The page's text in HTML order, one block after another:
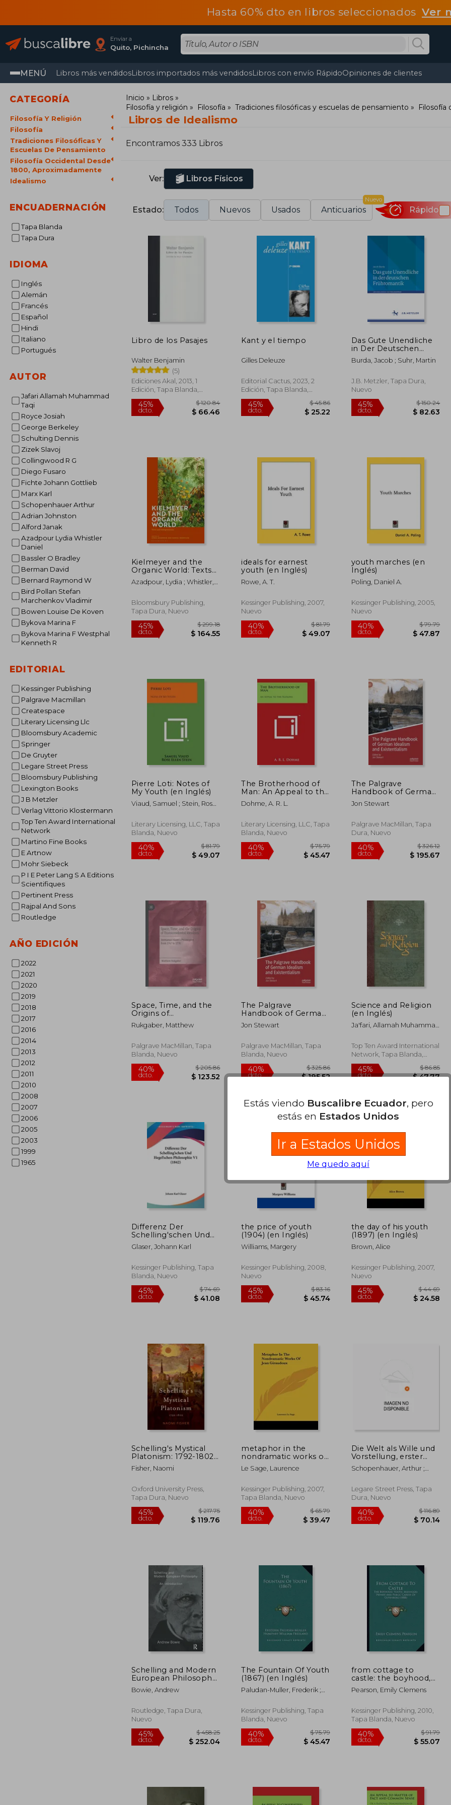
Hasta 60% dto en libros seleccionadosVer
Enviar a
Quito, Pichincha
MENÚ Libros más vendidosLibros importados más vendidosLibros con envío RápidoOpiniones de clientes
CATEGORÍA
Filosofía Y Religión
Filosofía
Tradiciones Filosóficas Y
Escuelas De Pensamiento
Filosofía Occidental Desde
1800, Aproximadamente
Idealismo
ENCUADERNACIÓN
Tapa Blanda
Tapa Dura
IDIOMA
Inglés
Alemán
Francés
Español
Hindi
Italiano
Portugués
AUTOR
Jafari Allamah Muhammad
Taqi
Royce Josiah
George Berkeley
Schulting Dennis
Zizek Slavoj
Collingwood R G
Diego Fusaro
Fichte Johann Gottlieb
Marx Karl
Schopenhauer Arthur
Adrian Johnston
Alford Janak
Azadpour Lydia Whistler
Daniel
Bassler O Bradley
Berman David
Bernard Raymond W
Bird Pollan Stefan
Marchenkov Vladimir
Bowen Louise De Koven
Bykova Marina F
Bykova Marina F Westphal
Kenneth R
EDITORIAL
Kessinger Publishing
Palgrave Macmillan
Createspace
Literary Licensing Llc
Bloomsbury Academic
Springer
De Gruyter
Legare Street Press
Bloomsbury Publishing
Lexington Books
J B Metzler
Verlag Vittorio Klostermann
Top Ten Award International
Network
Martino Fine Books
E Artnow
Mohr Siebeck
P I E Peter Lang S A Editions
Scientifiques
Pertinent Press
Rajpal And Sons
Routledge
AÑO EDICIÓN
2022
2021
2020
2019
2018
2017
2016
2014
2013
2012
2011
2010
2008
2007
2006
2005
2003
1999
1965
Inicio
Libros
Filosofía y religión
Filosofía Tradiciones filosóficas y escuelas de pensamiento Filosofía
Libros de Idealismo
Encontramos 333 Libros
Ver: Libros Físicos
Estado: Todos Nuevos Usados Anticuarios
Nuevo
Rápido
Libro de los Pasajes
Walter Benjamin
(5)
Ediciones Akal, 2013, 1
Edición, Tapa Blanda,
Nuevo
dcto.
Kant y el tiempo
Gilles Deleuze
Editorial Cactus, 2023, 2
Edición, Tapa Blanda,
Nuevo
dcto.
Das Gute Unendliche
in Der Deutschen
Frühromantik (en
Alemán)
Burda, Jacob ; Suhr, Martin
J.B. Metzler, Tapa Dura,
Nuevo
dcto.
Kielmeyer and the
Organic World: Texts
and Interpretations
(en Inglés)
Azadpour, Lydia ; Whistler,
Bloomsbury Publishing,
Tapa Dura, Nuevo
45%
dcto.
ideals for earnest
youth (en Inglés)
Rowe, A. T.
Kessinger Publishing, 2007,
Nuevo
40%
dcto.
youth marches (en
Inglés)
Poling, Daniel A.
Kessinger Publishing, 2005,
Nuevo
40%
dcto.
Pierre Loti: Notes of
My Youth (en Inglés)
Viaud, Samuel ; Stein, Rose
Literary Licensing, LLC, Tapa
Blanda, Nuevo
40%
The Brotherhood of
Man: An Appeal to the
Nations (en Inglés)
Dohme, A. R. L.
Literary Licensing, LLC, Tapa
Blanda, Nuevo
40%
dcto.
The Palgrave
Handbook of German
Idealism and
Existentialism (en
Jon Stewart
Palgrave MacMillan, Tapa
Dura, Nuevo
40%
dcto.
Space, Time, and the
Origins of
Transcendental
Idealism: Immanuel
from 1747 to 1770 (en
Inglés)
Rukgaber, Matthew
Palgrave MacMillan, Tapa
Blanda, Nuevo
dcto.
$ 205.86
The Palgrave
Handbook of German
Idealism and
Existentialism (en
Jon Stewart
Palgrave MacMillan, Tapa
Blanda, Nuevo
40%
dcto.
$ 325.86
Science and Religion
(en Inglés)
Ja'fari, Allamah Muhammad
Top Ten Award International
Network, Tapa Blanda,
Nuevo
dcto.
Differenz Der
Schelling'schen Und
Hegel'schen
Philosophie V1 (1842)
Glaser, Johann Karl
Kessinger Publishing, Tapa
Blanda, Nuevo
45%
the price of youth
(1904) (en Inglés)
Williams, Margery
Kessinger Publishing, 2008,
Nuevo
45% $ 83.16
the day of his youth
(1897) (en Inglés)
Brown, Alice
Kessinger Publishing, 2007,
Nuevo
45%
Schelling's Mystical
Platonism: 1792-1802
(en Inglés)
Fisher, Naomi
Oxford University Press,
Tapa Dura, Nuevo
45%
dcto.
$ 217.75
$ 119.76
metaphor in the
nondramatic works of
jean giraudoux (en
Inglés)
Le Sage, Laurence
Kessinger Publishing, 2007,
Tapa Blanda, Nuevo
40%
dcto.
$ 65.79
$ 39.47
Die Welt als Wille und
Vorstellung, erster
Band (en Alemán)
Schopenhauer, Arthur ;
Legare Street Press, Tapa
Dura, Nuevo
40%
dcto.
Schelling and Modern
European Philosophy::
An Introduction (en
Inglés)
Bowie, Andrew
Routledge, Tapa Dura,
Nuevo
The Fountain Of Youth
(1867) (en Inglés)
Paludan-Muller, Frederik ;
; Allen, Walter
Kessinger Publishing, Tapa
Blanda, Nuevo
from cottage to
castle: the boyhood,
youth, manhood,
private and public
(1888) (en Inglés)
Pearson, Emily Clemens
Kessinger Publishing, 2010,
Tapa Blanda, Nuevo
Estás viendo Buscalibre Ecuador, pero
estás en Estados Unidos
Ir a Estados Unidos
Me quedo aquí